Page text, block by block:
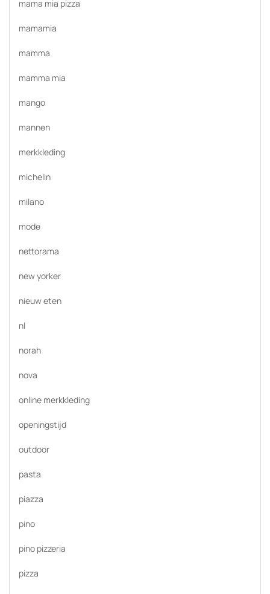
mama mia pizza
mamamia
mamma
mamma mia
mango
mannen
merkkleding
michelin
milano
mode
nettorama
new yorker
nieuw eten
nl
norah
nova
online merkkleding
openingstijd
outdoor
pasta
piazza
pino
pino pizzeria
pizza